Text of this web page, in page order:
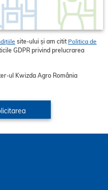
site-ului și am citit Politica de
ul Kwizda Agro România